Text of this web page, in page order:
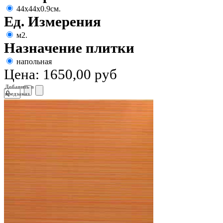
44х44х0.9см.
Ед. Измерения
м2.
Назначение плитки
напольная
Цена: 1650,00 руб
Добавить в
предзаказ